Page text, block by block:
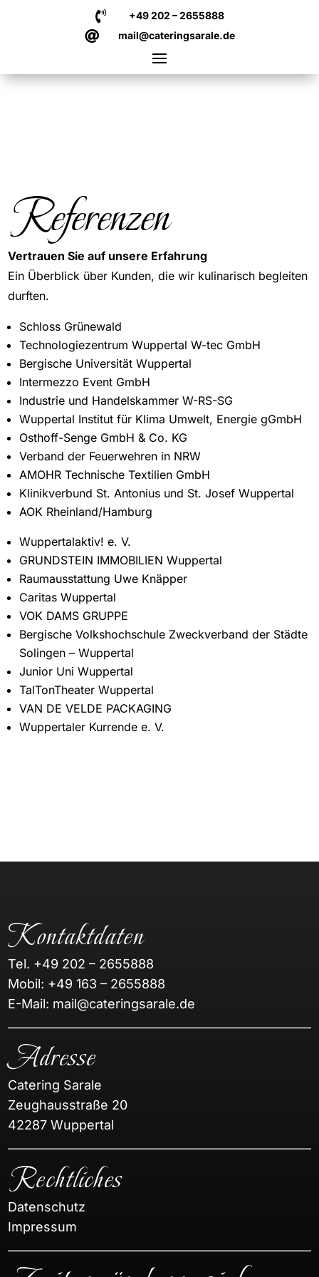
 +49 202 – 2655888
 mail@cateringsarale.de
Referenzen
Vertrauen Sie auf unsere Erfahrung
Ein Überblick über Kunden, die wir kulinarisch begleiten
durften.
Schloss Grünewald
Technologiezentrum Wuppertal W-tec GmbH
Bergische Universität Wuppertal
Intermezzo Event GmbH
Industrie und Handelskammer W-RS-SG
Wuppertal Institut für Klima Umwelt, Energie gGmbH
Osthoff-Senge GmbH & Co. KG
Verband der Feuerwehren in NRW
AMOHR Technische Textilien GmbH
Klinikverbund St. Antonius und St. Josef Wuppertal
AOK Rheinland/Hamburg
Wuppertalaktiv! e. V.
GRUNDSTEIN IMMOBILIEN Wuppertal
Raumausstattung Uwe Knäpper
Caritas Wuppertal
VOK DAMS GRUPPE
Bergische Volkshochschule Zweckverband der Städte
Solingen – Wuppertal
Junior Uni Wuppertal
TalTonTheater Wuppertal
VAN DE VELDE PACKAGING
Wuppertaler Kurrende e. V.
Kontaktdaten
Tel. +49 202 – 2655888
Mobil: +49 163 – 2655888
E-Mail: mail@cateringsarale.de
Adresse
Catering Sarale
Zeughausstraße 20
42287 Wuppertal
Rechtliches
Datenschutz
Impressum